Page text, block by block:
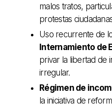
malos tratos,
protestas
Uso recurrente de
Internamiento de
privar la libertad de
irregular.
Régimen de
la iniciativa de